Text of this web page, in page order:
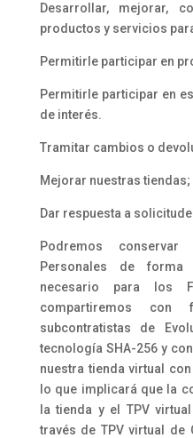
Desarrollar, mejorar,
productos y servicios
Permitirle participar en
Permitirle participar en
de interés.
Tramitar cambios o
Mejorar nuestras tiendas;
Dar respuesta a
Podremos
Personales de forma
necesario para los
compartiremos con
subcontratistas de
tecnología SHA-256 y
nuestra tienda virtual
lo que implicará que la
la tienda y el TPV
través de TPV virtual de